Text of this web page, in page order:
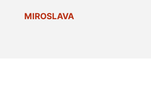
MIROSLAVA